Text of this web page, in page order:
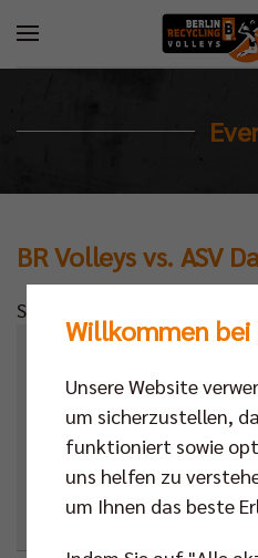
BR Volleys vs. ASV
Standardtext
Ort
Willkommen bei
Unsere Website
um sicherzustellen,
funktioniert sowie
uns helfen zu
um Ihnen das beste